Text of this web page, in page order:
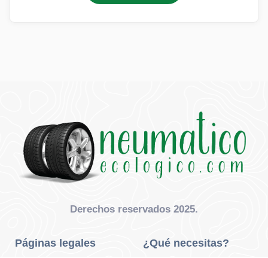
Derechos reservados 2025.
Páginas legales ¿Qué necesitas?